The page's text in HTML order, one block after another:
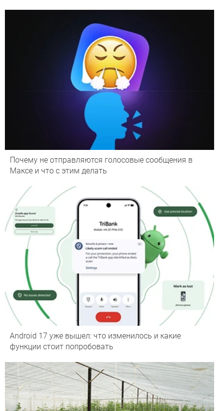
Почему не отправляются голосовые сообщения в
Максе и что с этим делать
Android 17 уже вышел: что изменилось и какие
функции стоит попробовать